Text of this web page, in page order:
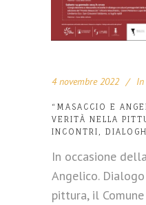
4 novembre 2022 In
“MASACCIO E
VERITÀ NELLA
INCONTRI,
In occasione
Angelico.
pittura, il